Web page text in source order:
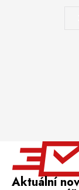
Aktuální